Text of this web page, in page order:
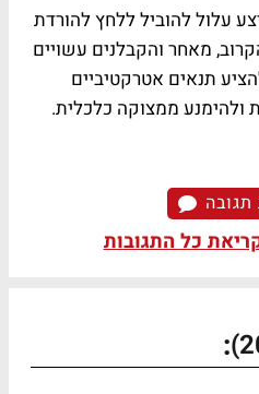
עלול להוביל ללחץ להורדת
מאחר והקבלנים עשויים
תנאים אטרקטיביים
ולהימנע ממצוקה כלכלית.
כל התגובות
: